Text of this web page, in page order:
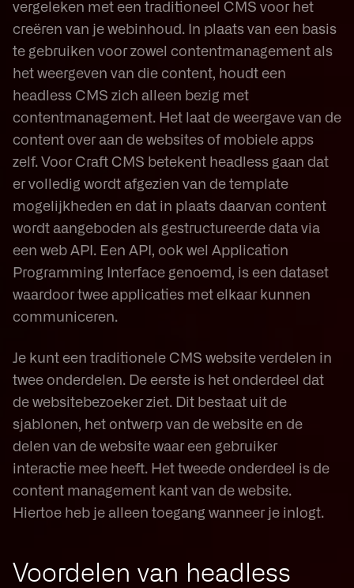
vergeleken met een traditioneel CMS voor het
creëren van je webinhoud. In plaats van een basis
te gebruiken voor zowel contentmanagement als
het weergeven van die content, houdt een
headless CMS zich alleen bezig met
contentmanagement. Het laat de weergave van de
content over aan de websites of mobiele apps
zelf. Voor Craft CMS betekent headless gaan dat
er volledig wordt afgezien van de template
mogelijkheden en dat in plaats daarvan content
wordt aangeboden als gestructureerde data via
een web API. Een API, ook wel Application
Programming Interface genoemd, is een dataset
waardoor twee applicaties met elkaar kunnen
communiceren.
Je kunt een traditionele CMS website verdelen in
twee onderdelen. De eerste is het onderdeel dat
de websitebezoeker ziet. Dit bestaat uit de
sjablonen, het ontwerp van de website en de
delen van de website waar een gebruiker
interactie mee heeft. Het tweede onderdeel is de
content management kant van de website.
Hiertoe heb je alleen toegang wanneer je inlogt.
Voordelen van headless